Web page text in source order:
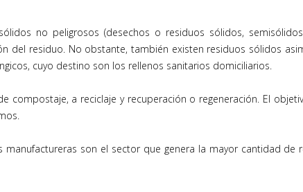
no peligrosos (desechos o residuos sólidos,
del residuo. No obstante, también existen residuos sólidos
cuyo destino son los rellenos sanitarios domiciliarios.
a reciclaje y recuperación o regeneración. El
son el sector que genera la mayor cantidad de